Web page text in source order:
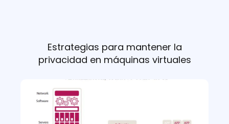
Estrategias para mantener la
privacidad en máquinas virtuales